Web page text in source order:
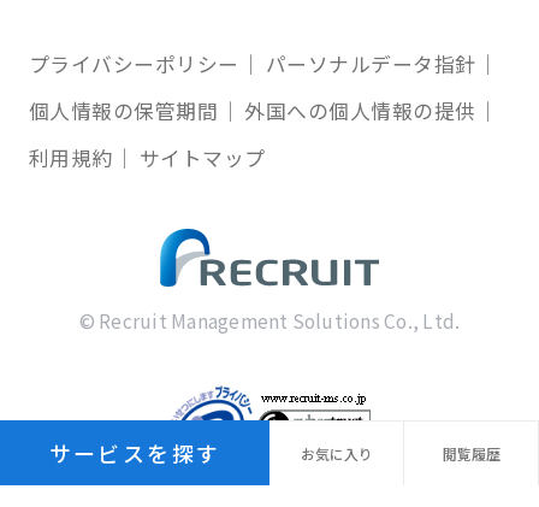
サービスを探す お気に 入り 閲覧履歴
プライバシーポリシー
パーソナルデータ指針
個人情報の保管期間
外国への個人情報の提供
利用規約
サイトマップ
© Recruit Management Solutions Co., Ltd.